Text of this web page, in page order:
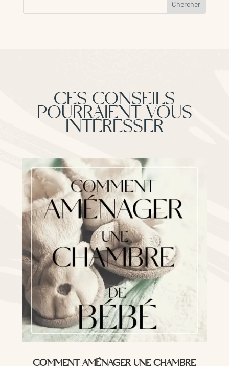
CES CONSEILS
POURRAIENT VOUS
INTÉRESSER
COMMENT AMÉNAGER UNE CHAMBRE